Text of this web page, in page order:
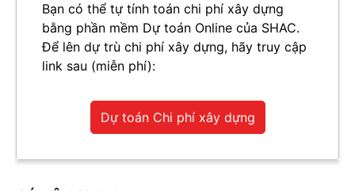
Bạn có thể tự tính toán chi phí xây dựng
bằng phần mềm Dự toán Online của SHAC.
Để lên dự trù chi phí xây dựng, hãy truy cập
link sau (miễn phí):
Dự toán Chi phí xây dựng